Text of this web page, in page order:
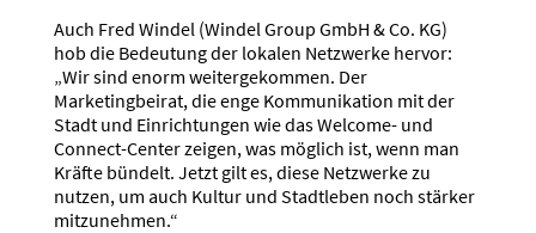
Auch Fred Windel (Windel Group GmbH & Co. KG)
hob die Bedeutung der lokalen Netzwerke hervor:
„Wir sind enorm weitergekommen. Der
Marketingbeirat, die enge Kommunikation mit der
Stadt und Einrichtungen wie das Welcome- und
Connect-Center zeigen, was möglich ist, wenn man
Kräfte bündelt. Jetzt gilt es, diese Netzwerke zu
nutzen, um auch Kultur und Stadtleben noch stärker
mitzunehmen.“